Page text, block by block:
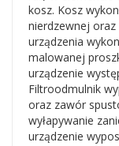
kosz. Kosz
nierdzewnej
urządzenia
malowanej
urządzenie
Filtroodmulnik
oraz zawór
wyłapywanie
urządzenie